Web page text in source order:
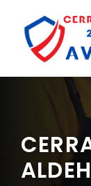
contenido